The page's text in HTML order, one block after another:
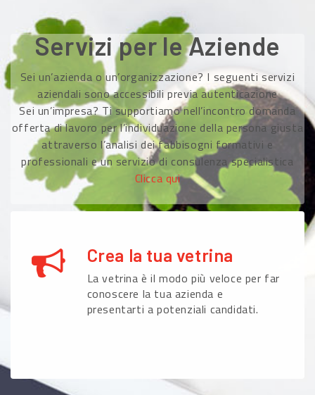
Servizi per le Aziende
Sei un’azienda o un’organizzazione? I seguenti servizi
aziendali sono accessibili previa autenticazione
Sei un’impresa? Ti supportiamo nell’incontro domanda
offerta di lavoro per l’individuazione della persona giusta
attraverso l’analisi dei fabbisogni formativi e
professionali e un servizio di consulenza specialistica
Clicca qui
Crea la tua vetrina
La vetrina è il modo più veloce per far
conoscere la tua azienda e
presentarti a potenziali candidati.